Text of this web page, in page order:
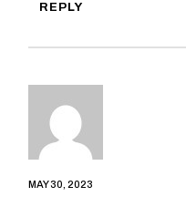
REPLY
MAY 30, 2023